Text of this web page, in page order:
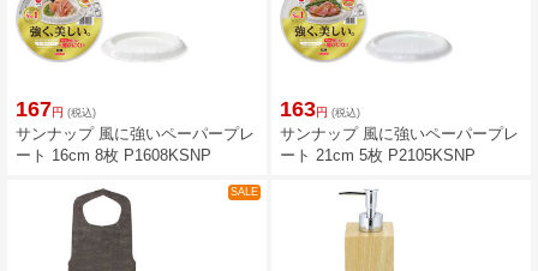
167円 (税込)
サンナップ 風に強いペーパープレ
ート 16cm 8枚 P1608KSNP
163円 (税込)
サンナップ 風に強いペーパープレ
ート 21cm 5枚 P2105KSNP
SALE